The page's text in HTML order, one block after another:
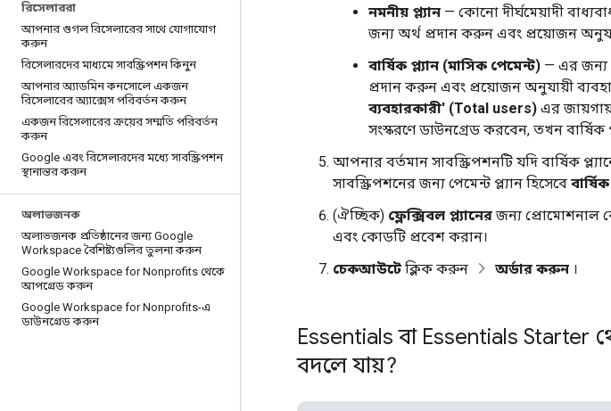
রিসেলাররা
আপনার গুগল রিসেলারের সাথে যোগাযোগ
করুন
রিসেলারদের মাধ্যমে সাবস্ক্রিপশন কিনুন
আপনার অ্যাডমিন কনসোলে একজন
রিসেলারের অ্যাক্সেস পরিবর্তন করুন
একজন রিসেলারের ক্রয়ের সম্মতি পরিবর্তন
করুন
Google এবং রিসেলারদের মধ্যে সাবস্ক্রিপশন
স্থানান্তর করুন
অলাভজনক
অলাভজনক প্রতিষ্ঠানের জন্য Google
Workspace বৈশিষ্ট্যগুলির তুলনা করুন
Google Workspace for Nonprofits থেকে
আপগ্রেড করুন
Google Workspace for Nonprofits-এ
ডাউনগ্রেড করুন
নমনীয় প্ল্যান — কোনো দীর্ঘমেয়াদী
জন্য অর্থ প্রদান করুন এবং প্রয়োজন
বার্ষিক প্ল্যান (মাসিক পেমেন্ট) — এর জন্য
প্রদান করুন এবং প্রয়োজন অনুযায়ী
ব্যবহারকারী' (Total users) এর
সংস্করণে ডাউনগ্রেড করবেন, তখন বার্ষিক
আপনার বর্তমান সাবস্ক্রিপশনটি যদি বার্ষিক
সাবস্ক্রিপশনের জন্য পেমেন্ট প্ল্যান হিসেবে
(ঐচ্ছিক) ফ্লেক্সিবল প্ল্যানেরজন্য প্রোমোশনাল
এবং কোডটি প্রবেশ করান।
চেকআউটেক্লিক করুন অর্ডার করুন ।
Essentials বা Essentials Starter
বদলে যায়?